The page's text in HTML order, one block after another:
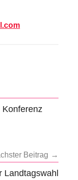
Beitrag
Landtagswahl